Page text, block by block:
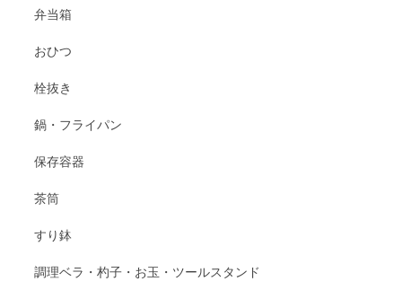
弁当箱
おひつ
栓抜き
鍋・フライパン
保存容器
茶筒
すり鉢
調理ベラ・杓子・お玉・ツールスタンド